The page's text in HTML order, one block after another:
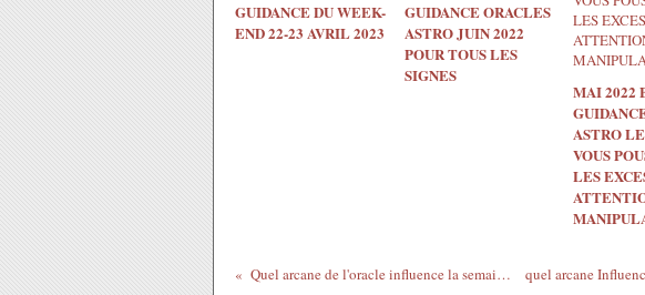
GUIDANCE DU WEEK-
END 22-23 AVRIL 2023
GUIDANCE ORACLES
ASTRO JUIN 2022
POUR TOUS LES
SIGNES
MAI 2022
ASTRO
VOUS
LES
Quel arcane de l'oracle influence la semaine 51